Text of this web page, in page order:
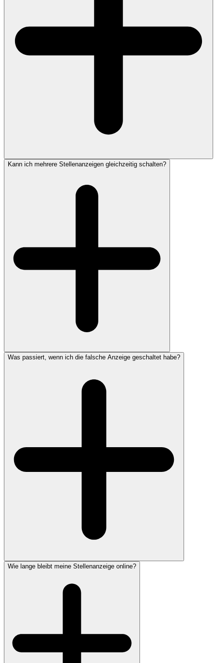
Kann ich mehrere Stellenanzeigen gleichzeitig schalten?
Was passiert, wenn ich die falsche Anzeige geschaltet habe?
Wie lange bleibt meine Stellenanzeige online?